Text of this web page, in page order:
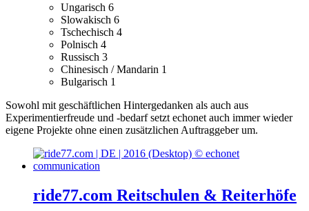
Ungarisch 6
Slowakisch 6
Tschechisch 4
Polnisch 4
Russisch 3
Chinesisch / Mandarin 1
Bulgarisch 1
Sowohl mit geschäftlichen Hintergedanken als auch aus
Experimentierfreude und -bedarf setzt echonet auch immer wieder
eigene Projekte ohne einen zusätzlichen Auftraggeber um.
ride77.com Reitschulen & Reiterhöfe